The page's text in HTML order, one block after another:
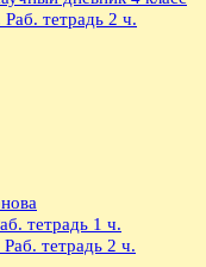
тетрадь 2 ч.
тетрадь 1 ч.
тетрадь 2 ч.